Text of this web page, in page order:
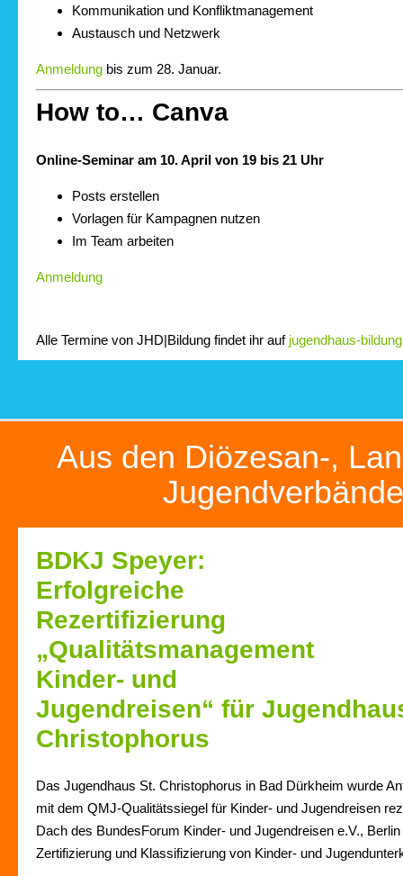
Kommunikation und Konfliktmanagement
Austausch und Netzwerk
Anmeldung bis zum 28. Januar.
How to… Canva
Online-Seminar am 10. April von 19 bis 21 Uhr
Posts erstellen
Vorlagen für Kampagnen nutzen
Im Team arbeiten
Anmeldung
Alle Termine von JHD|Bildung findet ihr auf jugendhaus-
Aus den Diözesan-,
BDKJ Speyer:
Erfolgreiche
Rezertifizierung
„Qualitätsmanagement
Kinder- und
Jugendreisen“ für
Christophorus
Das Jugendhaus St. Christophorus in Bad Dürkheim wurde
mit dem QMJ-Qualitätssiegel für Kinder- und Jugendreisen
Dach des BundesForum Kinder- und Jugendreisen e.V.,
Zertifizierung und Klassifizierung von Kinder- und